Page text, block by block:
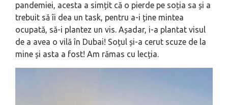
pandemiei, acesta a simțit că o pierde pe soția sa și a
trebuit să îi dea un task, pentru a-i ține mintea
ocupată, să-i plantez un vis. Așadar, i-a plantat visul
de a avea o vilă în Dubai! Soțul și-a cerut scuze de la
mine și asta a fost! Am rămas cu lecția.